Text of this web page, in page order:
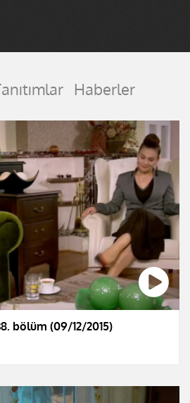
Haberler
bölüm (09/12/2015)